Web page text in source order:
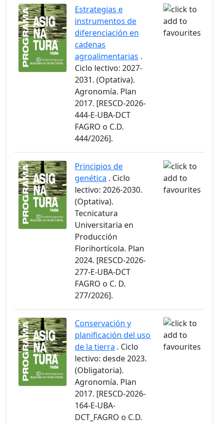
Estrategias e
instrumentos de
diferenciación en
cadenas
agroalimentarias .
Ciclo lectivo: 2027-
2031. (Optativa).
Agronomía. Plan
2017. [RESCD-2026-
444-E-UBA-DCT
FAGRO o C.D.
444/2026].
Principios de
genética . Ciclo
lectivo: 2026-2030.
(Optativa).
Tecnicatura
Universitaria en
Producción
Florihortícola. Plan
2024. [RESCD-2026-
277-E-UBA-DCT
FAGRO o C. D.
277/2026].
Conservación y
planificación del uso
de la tierra . Ciclo
lectivo: desde 2023.
(Obligatoria).
Agronomía. Plan
2017. [RESCD-2026-
164-E-UBA-
DCT_FAGRO o C.D.